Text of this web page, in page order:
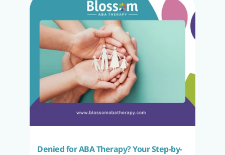
Denied for ABA Therapy? Your Step-by-